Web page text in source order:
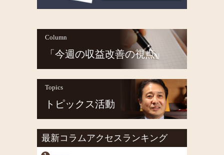
Column
「今週の収益改善の視点」
Topics
トピックス活動
最新コラムアクセスランキング